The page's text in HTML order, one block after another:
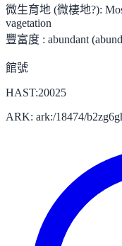
微生育地 (微棲地?):
vagetation
豐富度 : abundant
館號
HAST:20025
ARK: ark:/18474/